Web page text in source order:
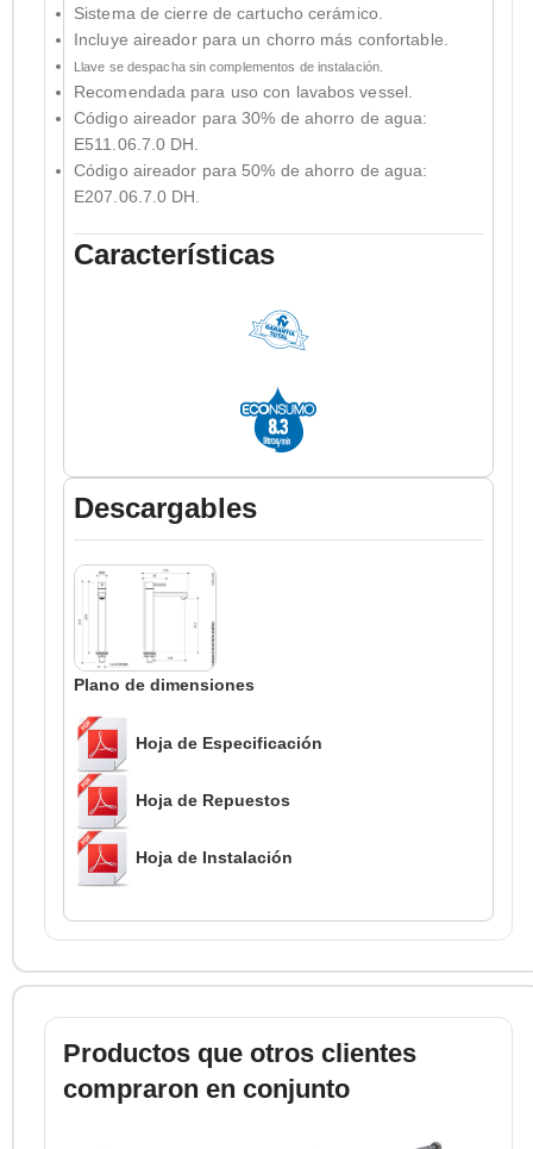
Sistema de cierre de cartucho cerámico.
Incluye aireador para un chorro más confortable.
Llave se despacha sin complementos de instalación.
Recomendada para uso con lavabos vessel.
Código aireador para 30% de ahorro de agua:
E511.06.7.0 DH.
Código aireador para 50% de ahorro de agua:
E207.06.7.0 DH.
Características
Descargables
Plano de dimensiones
Hoja de Especificación
Hoja de Repuestos
Hoja de Instalación
Productos que otros clientes
compraron en conjunto